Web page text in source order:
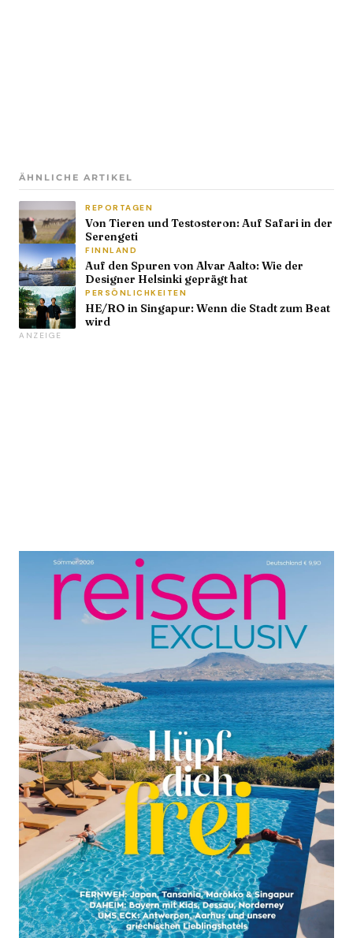
ÄHNLICHE ARTIKEL
REPORTAGEN
Von Tieren und Testosteron: Auf Safari in der
Serengeti
FINNLAND
Auf den Spuren von Alvar Aalto: Wie der
Designer Helsinki geprägt hat
PERSÖNLICHKEITEN
HE/RO in Singapur: Wenn die Stadt zum Beat
wird
ANZEIGE